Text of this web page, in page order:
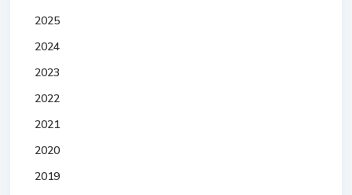
2025
2024
2023
2022
2021
2020
2019